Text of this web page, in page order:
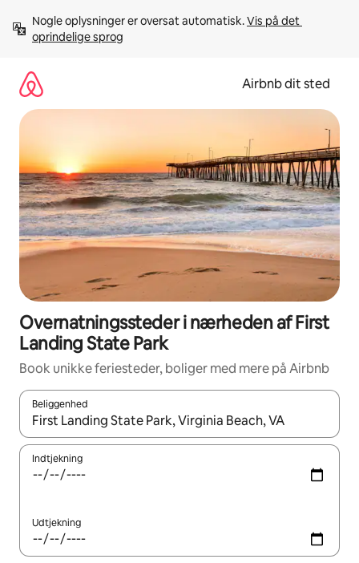
videre
Nogle oplysninger er oversat automatisk. Vis på det
oprindelige sprog
Airbnb dit sted
Overnatningssteder i nærheden af First
Landing State Park
Book unikke feriesteder, boliger med mere på Airbnb
Beliggenhed
Når resultaterne er tilgængelige, skal du navigere med
Indtjekning
Udtjekning